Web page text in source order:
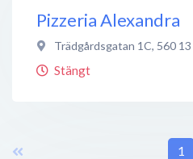
Pizzeria Alexandra
Trädgårdsgatan 1C, 560 13
Stängt
1